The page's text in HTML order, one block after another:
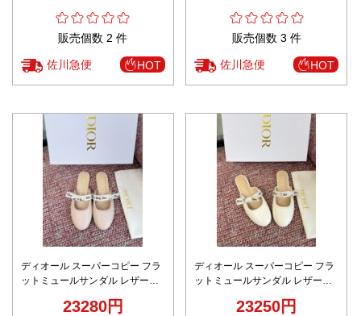
販売個数 2 件
佐川急便 HOT
販売個数 3 件
佐川急便 HOT
ディオール スーパーコピー フラ
ットミュールサンダル レザー調
23280円
ディオール スーパーコピー フラ
ットミュールサンダル レザー調
23250円